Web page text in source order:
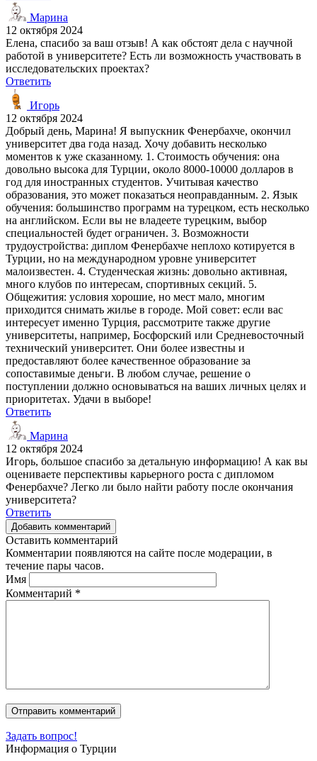
Марина
12 октября 2024
Елена, спасибо за ваш отзыв! А как обстоят дела с научной
работой в университете? Есть ли возможность участвовать в
исследовательских проектах?
Ответить
Игорь
12 октября 2024
Добрый день, Марина! Я выпускник Фенербахче, окончил
университет два года назад. Хочу добавить несколько
моментов к уже сказанному. 1. Стоимость обучения: она
довольно высока для Турции, около 8000-10000 долларов в
год для иностранных студентов. Учитывая качество
образования, это может показаться неоправданным. 2. Язык
обучения: большинство программ на турецком, есть несколько
на английском. Если вы не владеете турецким, выбор
специальностей будет ограничен. 3. Возможности
трудоустройства: диплом Фенербахче неплохо котируется в
Турции, но на международном уровне университет
малоизвестен. 4. Студенческая жизнь: довольно активная,
много клубов по интересам, спортивных секций. 5.
Общежития: условия хорошие, но мест мало, многим
приходится снимать жилье в городе. Мой совет: если вас
интересует именно Турция, рассмотрите также другие
университеты, например, Босфорский или Средневосточный
технический университет. Они более известны и
предоставляют более качественное образование за
сопоставимые деньги. В любом случае, решение о
поступлении должно основываться на ваших личных целях и
приоритетах. Удачи в выборе!
Ответить
Марина
12 октября 2024
Игорь, большое спасибо за детальную информацию! А как вы
оцениваете перспективы карьерного роста с дипломом
Фенербахче? Легко ли было найти работу после окончания
университета?
Ответить
Добавить комментарий
Оставить комментарий
Комментарии появляются на сайте после модерации, в
течение пары часов.
Имя
Комментарий *
Задать вопрос!
Информация о Турции